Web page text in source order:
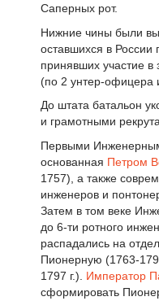
Саперных рот.
Нижние чины были
оставшихся в России
принявших участие в
(по 2 унтер-офицера
До штата батальон
и грамотными
Первыми
основанная Петром
1757), а также
инженеров и
Затем в том веке
до 6-ти ротного
распадались на
Пионерную (1763-
1797 г.). Император
сформировать